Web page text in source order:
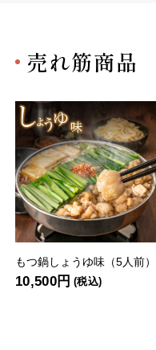
売れ筋商品
もつ鍋しょうゆ味（5人前）
10,500円 (税込)